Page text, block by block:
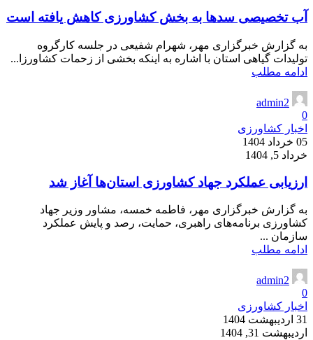
آب تخصیصی سدها به بخش کشاورزی کاهش یافته است
به گزارش خبرگزاری مهر، شهرام شفیعی در جلسه کارگروه
تولیدات گیاهی استان با اشاره به اینکه بخشی از زحمات کشاورزا...
ادامه مطلب
admin2
0
اخبار کشاورزی
05 خرداد 1404
خرداد 5, 1404
ارزیابی عملکرد جهاد کشاورزی استان‌ها آغاز شد
به گزارش خبرگزاری مهر، فاطمه خمسه، مشاور وزیر جهاد
کشاورزی برنامه‌های راهبری، حمایت، رصد و پایش عملکرد
سازمان ...
ادامه مطلب
admin2
0
اخبار کشاورزی
31 اردیبهشت 1404
اردیبهشت 31, 1404